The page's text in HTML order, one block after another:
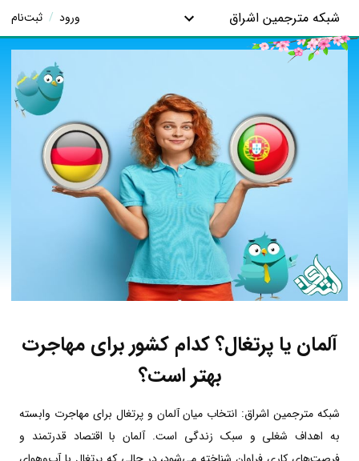
شبکه مترجمین اشراق ورود / ثبت‌نام
آلمان یا پرتغال؟ کدام کشور برای مهاجرت
بهتر است؟
شبکه مترجمین اشراق: انتخاب میان آلمان و پرتغال برای مهاجرت وابسته
به اهداف شغلی و سبک زندگی است. آلمان با اقتصاد قدرتمند و